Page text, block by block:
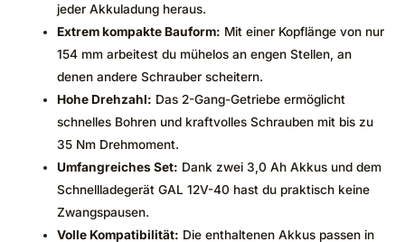
jeder Akkuladung heraus.
Extrem kompakte Bauform: Mit einer Kopflänge von nur
154 mm arbeitest du mühelos an engen Stellen, an
denen andere Schrauber scheitern.
Hohe Drehzahl: Das 2-Gang-Getriebe ermöglicht
schnelles Bohren und kraftvolles Schrauben mit bis zu
35 Nm Drehmoment.
Umfangreiches Set: Dank zwei 3,0 Ah Akkus und dem
Schnellladegerät GAL 12V-40 hast du praktisch keine
Zwangspausen.
Volle Kompatibilität: Die enthaltenen Akkus passen in